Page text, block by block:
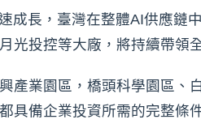
成長，臺灣在整體AI供應鏈
光投控等大廠，將持續帶領
產業園區，橋頭科學園區、
具備企業投資所需的完整條